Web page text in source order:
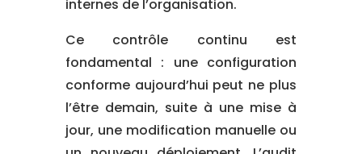
internes de l’organisation.
Ce contrôle continu est
fondamental : une configuration
conforme aujourd’hui peut ne plus
l’être demain, suite à une mise à
jour, une modification manuelle ou